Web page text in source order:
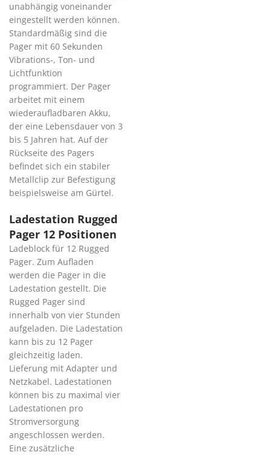
unabhängig voneinander
eingestellt werden können.
Standardmäßig sind die
Pager mit 60 Sekunden
Vibrations-, Ton- und
Lichtfunktion
programmiert. Der Pager
arbeitet mit einem
wiederaufladbaren Akku,
der eine Lebensdauer von 3
bis 5 Jahren hat. Auf der
Rückseite des Pagers
befindet sich ein stabiler
Metallclip zur Befestigung
beispielsweise am Gürtel.
Ladestation Rugged
Pager 12 Positionen
Ladeblock für 12 Rugged
Pager. Zum Aufladen
werden die Pager in die
Ladestation gestellt. Die
Rugged Pager sind
innerhalb von vier Stunden
aufgeladen. Die Ladestation
kann bis zu 12 Pager
gleichzeitig laden.
Lieferung mit Adapter und
Netzkabel. Ladestationen
können bis zu maximal vier
Ladestationen pro
Stromversorgung
angeschlossen werden.
Eine zusätzliche